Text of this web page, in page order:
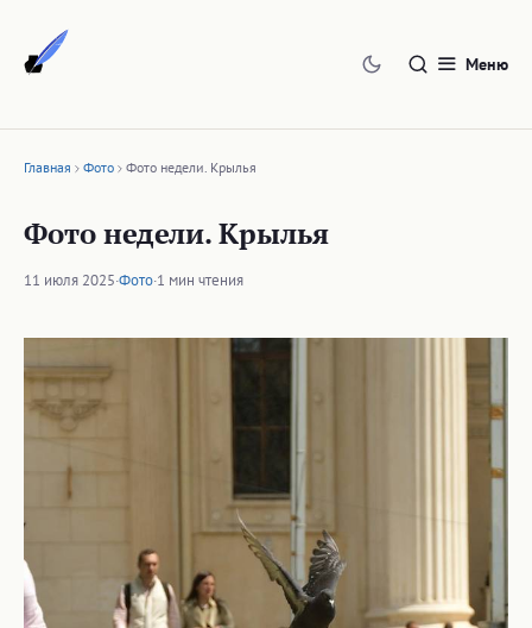
содержимому
Меню
Главная Фото Фото недели. Крылья
Фото недели. Крылья
11 июля 2025·Фото·1 мин чтения